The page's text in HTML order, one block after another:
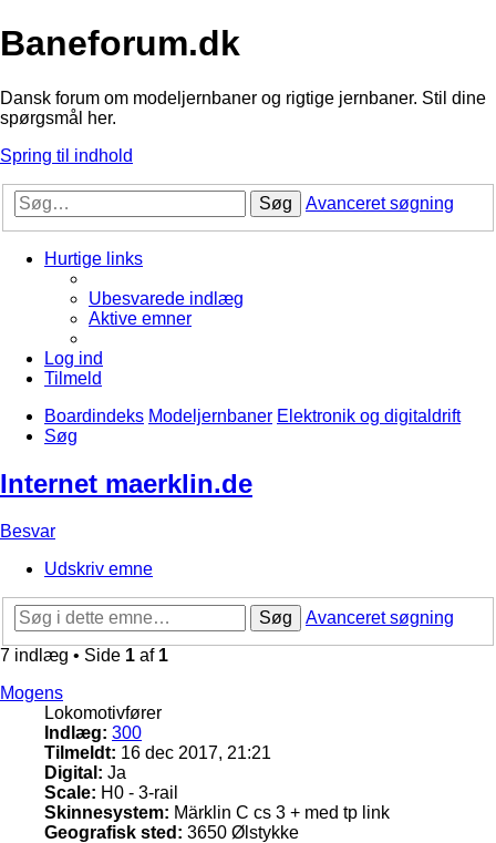
Baneforum.dk
Dansk forum om modeljernbaner og rigtige jernbaner. Stil dine
spørgsmål her.
Spring til indhold
Søg Avanceret søgning
Hurtige links
Ubesvarede indlæg
Aktive emner
Log ind
Tilmeld
Boardindeks Modeljernbaner Elektronik og digitaldrift
Søg
Internet maerklin.de
Besvar
Udskriv emne
Søg
Avanceret søgning
7 indlæg • Side 1 af 1
Mogens
Lokomotivfører
Indlæg: 300
Tilmeldt: 16 dec 2017, 21:21
Digital: Ja
Scale: H0 - 3-rail
Skinnesystem: Märklin C cs 3 + med tp link
Geografisk sted: 3650 Ølstykke